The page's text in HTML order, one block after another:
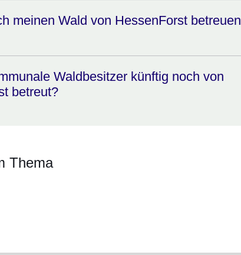
meinen Wald von HessenForst betreuen
Waldbesitzer künftig noch von
betreut?
Thema